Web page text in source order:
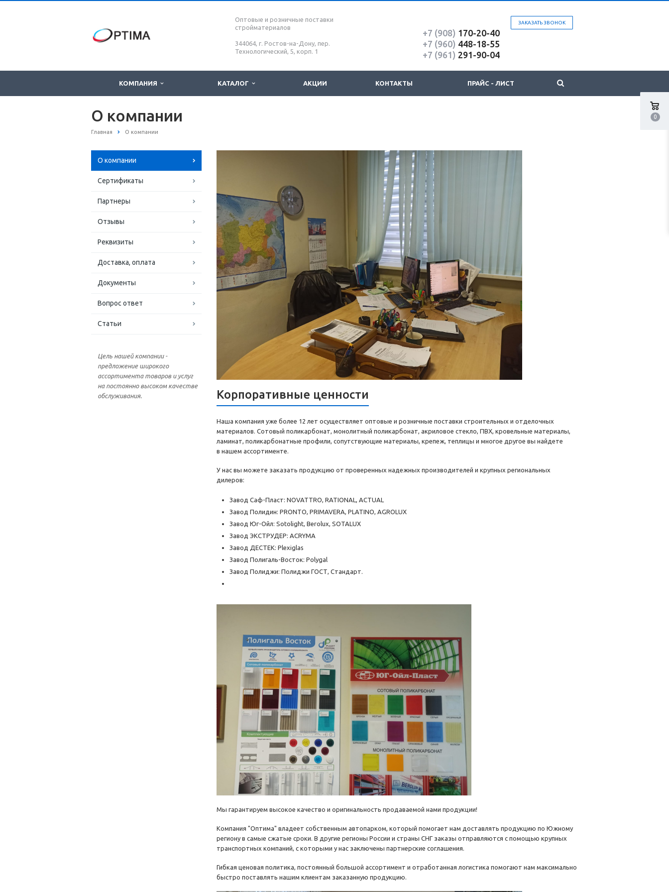
0
Оптовые и розничные поставки
стройматериалов
344064, г. Ростов-на-Дону, пер.
Технологический, 5, корп. 1
ЗАКАЗАТЬ ЗВОНОК
+7 (908) 170-20-40
+7 (960) 448-18-55
+7 (961) 291-90-04
КОМПАНИЯ КАТАЛОГ АКЦИИ КОНТАКТЫ ПРАЙС - ЛИСТ
О компании
Главная О компании
О компании
Сертификаты
Партнеры
Отзывы
Реквизиты
Доставка, оплата
Документы
Вопрос ответ
Статьи
Цель нашей компании -
предложение широкого
ассортимента товаров и услуг
на постоянно высоком качестве
обслуживания.
Корпоративные ценности
Наша компания уже более 12 лет осуществляет оптовые и розничные поставки строительных и отделочных
материалов. Сотовый поликарбонат, монолитный поликарбонат, акриловое стекло, ПВХ, кровельные материалы,
ламинат, поликарбонатные профили, сопутствующие материалы, крепеж, теплицы и многое другое вы найдете
в нашем ассортименте.
У нас вы можете заказать продукцию от проверенных надежных производителей и крупных региональных
дилеров:
Завод Саф-Пласт: NOVATTRO, RATIONAL, ACTUAL
Завод Полидин: PRONTO, PRIMAVERA, PLATINO, AGROLUX
Завод Юг-Ойл: Sotolight, Berolux, SOTALUX
Завод ЭКСТРУДЕР: ACRYMA
Завод ДЕСТЕК: Plexiglas
Завод Полигаль-Восток: Polygal
Завод Полиджи: Полиджи ГОСТ, Стандарт.
Мы гарантируем высокое качество и оригинальность продаваемой нами продукции!
Компания "Оптима" владеет собственным автопарком, который помогает нам доставлять продукцию по Южному
региону в самые сжатые сроки. В другие регионы России и страны СНГ заказы отправляются с помощью крупных
транспортных компаний, с которыми у нас заключены партнерские соглашения.
Гибкая ценовая политика, постоянный большой ассортимент и отработанная логистика помогают нам максимально
быстро поставлять нашим клиентам заказанную продукцию.